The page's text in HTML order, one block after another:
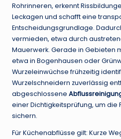
Rohrinneren, erkennt
Leckagen und schafft eine
Entscheidungsgrundlage.
vermieden, etwa durch
Mauerwerk. Gerade in Gebieten
etwa in Bogenhausen oder
Wurzeleinwüchse frühzeitig
Wurzelschneidern zuverlässig
abgeschlossene
einer Dichtigkeitsprüfung, um die
sichern.
Für Küchenabflüsse gilt: Kurze